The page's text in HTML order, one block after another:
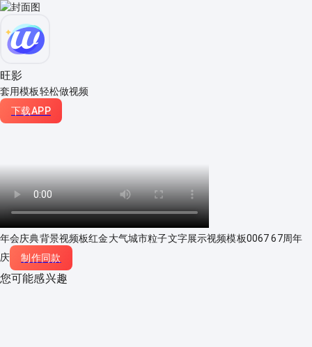
旺影
套用模板轻松做视频
下载APP
年会庆典背景视频板红金大气城市粒子文字展示视频模板0067 67周年
庆
制作同款
您可能感兴趣